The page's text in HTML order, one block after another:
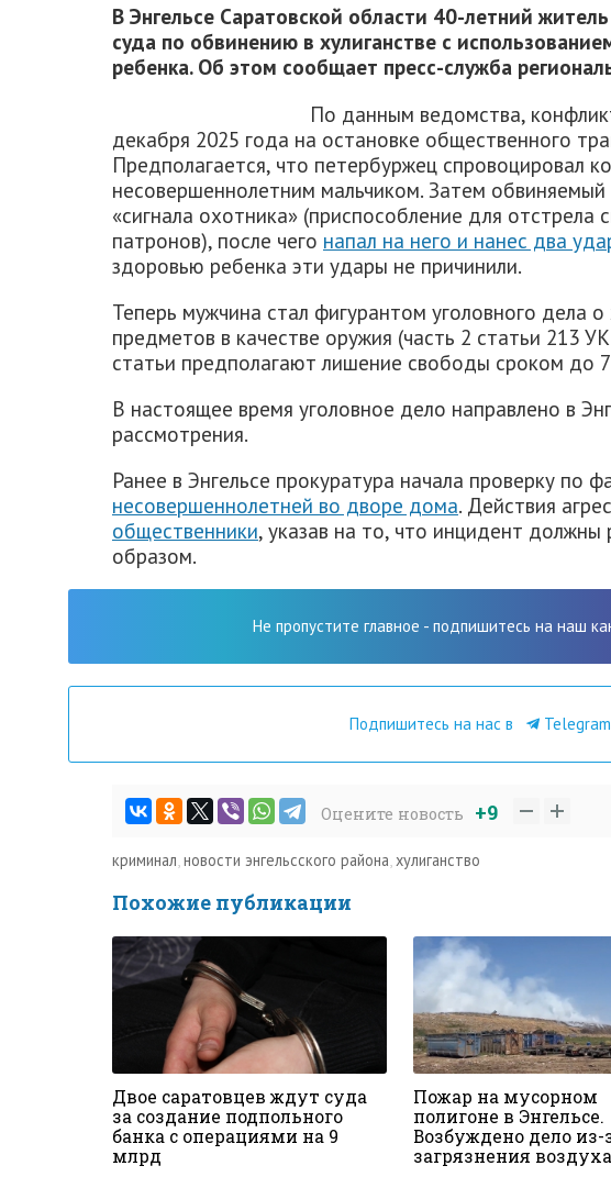
В Энгельсе Саратовской области 40-летний
суда по обвинению в хулиганстве с
ребенка. Об этом сообщает пресс-служба
По данным ведомства,
декабря 2025 года на остановке общественного
Предполагается, что петербуржец спровоцировал
несовершеннолетним мальчиком. Затем обвиняемый
«сигнала охотника» (приспособление для отстрела
патронов), после чего напал на него и нанес два
здоровью ребенка эти удары не причинили.
Теперь мужчина стал фигурантом уголовного дела
предметов в качестве оружия (часть 2 статьи 213
статьи предполагают лишение свободы сроком до
В настоящее время уголовное дело направлено в
рассмотрения.
Ранее в Энгельсе прокуратура начала проверку по
несовершеннолетней во дворе дома. Действия
общественники, указав на то, что инцидент
образом.
Не пропустите главное - подпишитесь на наш
Подпишитесь на нас в Telegram
Оцените новость +9
криминал,новости энгельсского района,хулиганство
Похожие публикации
Двое саратовцев ждут суда
за создание подпольного
банка с операциями на 9
млрд
Пожар на мусорном
полигоне в Энгельсе.
Возбуждено дело из-
загрязнения воздуха